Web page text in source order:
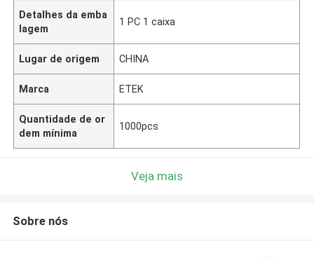
Detalhes da emba
lagem
1 PC 1 caixa
Lugar de origem CHINA
Marca ETEK
Quantidade de or
dem mínima
1000pcs
Veja mais
Sobre nós